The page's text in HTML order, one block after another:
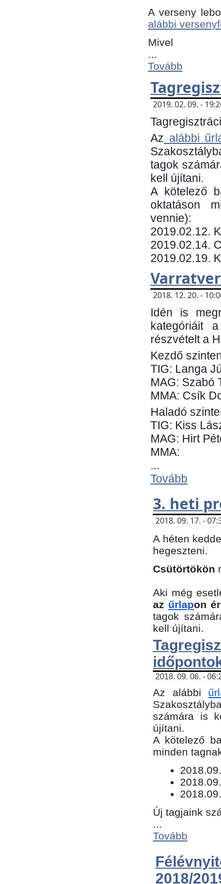
A verseny
alábbi
Mivel
...
Tovább
2019. 02. 09. -
Az alábbi
tagok
kell újítani.
​A kötelező
oktatáson
vennie):
​2019.02.12.
2019.02.14.
2019.02.19.
2018. 12. 20. -
Idén is
kategóriáit
részvételt a
Kezdő
TIG: Langa
MAG: Szabó
MMA: Csík
Haladó
TIG: Kiss
MAG: Hirt
MMA:
...
Tovább
3. heti
2018. 09. 17. -
A héten
hegeszteni.
Csütörtökön
Aki még
az űrlapon
tagok
kell újítani.
2018. 09. 06. -
Az alábbi
számára is
újítani.
​A kötelező
minden
Új tagjaink
...
Tovább
2018/